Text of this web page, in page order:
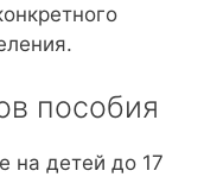
пособия
на детей до 17